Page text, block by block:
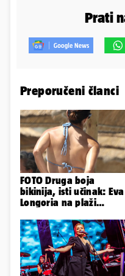
Prati
Preporučeni članci
FOTO Druga boja
bikinija, isti učinak: Eva
Longoria na plaži
obline